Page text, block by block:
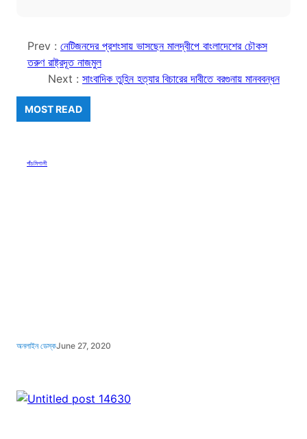
Prev : নেটিজনদের প্রশংসায় ভাসছেন মালদ্বীপে বাংলাদেশের চৌকস
তরুণ রাষ্ট্রদূত নাজমুল
Next : সাংবাদিক তুহিন হত্যার বিচারের দাবীতে বরগুনায় মানববন্ধন
MOST READ
পাঁচমিশালী
অনলাইন ডেস্কJune 27, 2020